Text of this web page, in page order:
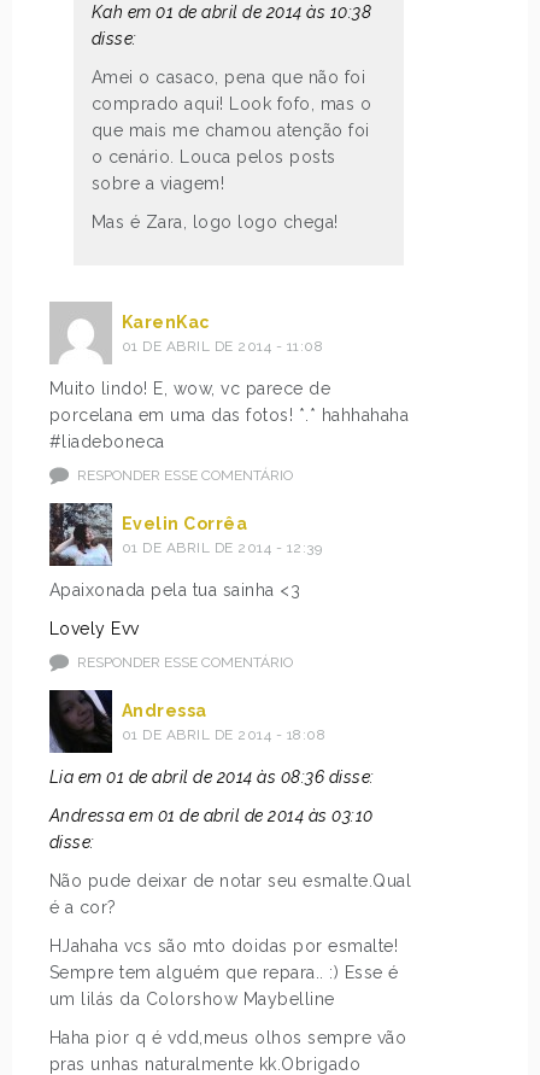
Kah em 01 de abril de 2014 às 10:38
disse:
Amei o casaco, pena que não foi
comprado aqui! Look fofo, mas o
que mais me chamou atenção foi
o cenário. Louca pelos posts
sobre a viagem!
Mas é Zara, logo logo chega!
KarenKac
01 DE ABRIL DE 2014 - 11:08
Muito lindo! E, wow, vc parece de
porcelana em uma das fotos! *.* hahhahaha
#liadeboneca
RESPONDER ESSE COMENTÁRIO
Evelin Corrêa
01 DE ABRIL DE 2014 - 12:39
Apaixonada pela tua sainha <3
Lovely Evv
RESPONDER ESSE COMENTÁRIO
Andressa
01 DE ABRIL DE 2014 - 18:08
Lia em 01 de abril de 2014 às 08:36 disse:
Andressa em 01 de abril de 2014 às 03:10
disse:
Não pude deixar de notar seu esmalte.Qual
é a cor?
HJahaha vcs são mto doidas por esmalte!
Sempre tem alguém que repara.. :) Esse é
um lilás da Colorshow Maybelline
Haha pior q é vdd,meus olhos sempre vão
pras unhas naturalmente kk.Obrigado